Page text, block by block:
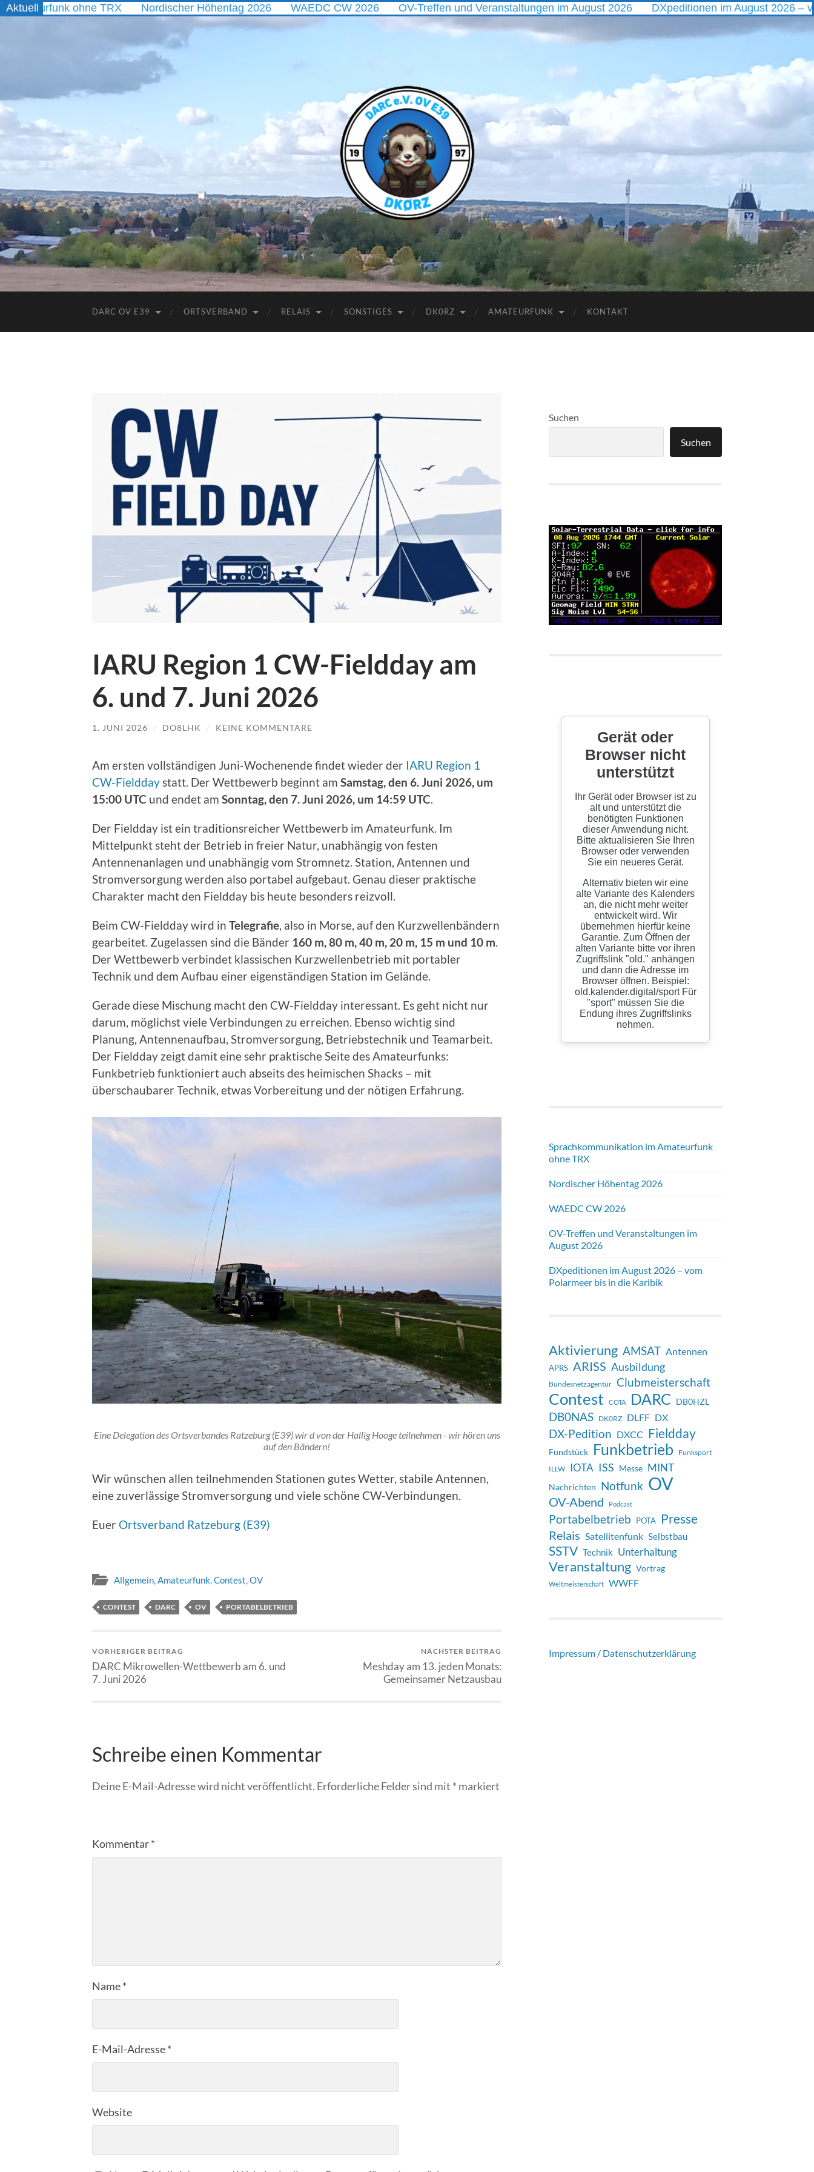
Aktuellohne TRX Nordischer Höhentag 2026 WAEDC CW 2026 OV-Treffen und Veranstaltungen im August 2026 DXpeditionen im August 2026 – vom
DARC
Ortsverband
E39
DARC OV E39 ORTSVERBAND RELAIS SONSTIGES DK0RZ AMATEURFUNK KONTAKT
IARU Region 1 CW-Fieldday am
6. und 7. Juni 2026
1. JUNI 2026 / DO8LHK / KEINE KOMMENTARE
Am ersten vollständigen Juni-Wochenende findet wieder der IARU Region 1
CW-Fielddaystatt. Der Wettbewerb beginnt am Samstag, den 6. Juni 2026, um
15:00 UTC und endet am Sonntag, den 7. Juni 2026, um 14:59 UTC.
Der Fieldday ist ein traditionsreicher Wettbewerb im Amateurfunk. Im
Mittelpunkt steht der Betrieb in freier Natur, unabhängig von festen
Antennenanlagen und unabhängig vom Stromnetz. Station, Antennen und
Stromversorgung werden also portabel aufgebaut. Genau dieser praktische
Charakter macht den Fieldday bis heute besonders reizvoll.
Beim CW-Fieldday wird in Telegrafie, also in Morse, auf den Kurzwellenbändern
gearbeitet. Zugelassen sind die Bänder 160 m, 80 m, 40 m, 20 m, 15 m und 10 m.
Der Wettbewerb verbindet klassischen Kurzwellenbetrieb mit portabler
Technik und dem Aufbau einer eigenständigen Station im Gelände.
Gerade diese Mischung macht den CW-Fieldday interessant. Es geht nicht nur
darum, möglichst viele Verbindungen zu erreichen. Ebenso wichtig sind
Planung, Antennenaufbau, Stromversorgung, Betriebstechnik und Teamarbeit.
Der Fieldday zeigt damit eine sehr praktische Seite des Amateurfunks:
Funkbetrieb funktioniert auch abseits des heimischen Shacks – mit
überschaubarer Technik, etwas Vorbereitung und der nötigen Erfahrung.
Eine Delegation des Ortsverbandes Ratzeburg (E39) wir d von der Hallig Hooge teilnehmen - wir hören uns
auf den Bändern!
Wir wünschen allen teilnehmenden Stationen gutes Wetter, stabile Antennen,
eine zuverlässige Stromversorgung und viele schöne CW-Verbindungen.
Euer Ortsverband Ratzeburg (E39)
Allgemein,Amateurfunk,Contest,OV
CONTEST DARC OV PORTABELBETRIEB
VORHERIGER BEITRAG
DARC Mikrowellen-Wettbewerb am 6. und
7. Juni 2026
NÄCHSTER BEITRAG
Meshday am 13. jeden Monats:
Gemeinsamer Netzausbau
Schreibe einen Kommentar
Deine E-Mail-Adresse wird nicht veröffentlicht. Erforderliche Felder sind mit * markiert
Kommentar*
Name*
E-Mail-Adresse*
Website
Suchen
Suchen
Sprachkommunikation im Amateurfunk
ohne TRX
Nordischer Höhentag 2026
WAEDC CW 2026
OV-Treffen und Veranstaltungen im
August 2026
DXpeditionen im August 2026 – vom
Polarmeer bis in die Karibik
Aktivierung AMSAT Antennen
APRS ARISS Ausbildung
Bundesnetzagentur Clubmeisterschaft
Contest COTA DARC DB0HZL
DB0NAS DK0RZ DLFF DX
DX-Pedition DXCC Fieldday
Fundstück Funkbetrieb Funksport
ILLW IOTA ISS Messe MINT
Nachrichten Notfunk OV
OV-Abend Podcast
Portabelbetrieb POTA
Presse
Relais Satellitenfunk Selbstbau
SSTV Technik Unterhaltung
Veranstaltung Vortrag
Weltmeisterschaft WWFF
Impressum / Datenschutzerklärung